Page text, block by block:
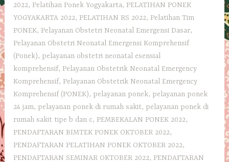
2022, Pelatihan Ponek Yogyakarta, PELATIHAN PONEK
YOGYAKARTA 2022, PELATIHAN RS 2022, Pelatihan Tim
PONEK, Pelayanan Obstetri Neonatal Emergensi Dasar,
Pelayanan Obstetri Neonatal Emergensi Komprehensif
(Ponek), pelayanan obstetri neonatal esensial
komprehensif, Pelayanan Obstetrik Neonatal Emergency
Komprehensif, Pelayanan Obstetrik Neonatal Emergency
Komprehensif (PONEK), pelayanan ponek, pelayanan ponek
24 jam, pelayanan ponek di rumah sakit, pelayanan ponek di
rumah sakit tipe b dan c, PEMBEKALAN PONEK 2022,
PENDAFTARAN BIMTEK PONEK OKTOBER 2022,
PENDAFTARAN PELATIHAN PONEK OKTOBER 2022,
PENDAFTARAN SEMINAR OKTOBER 2022, PENDAFTARAN